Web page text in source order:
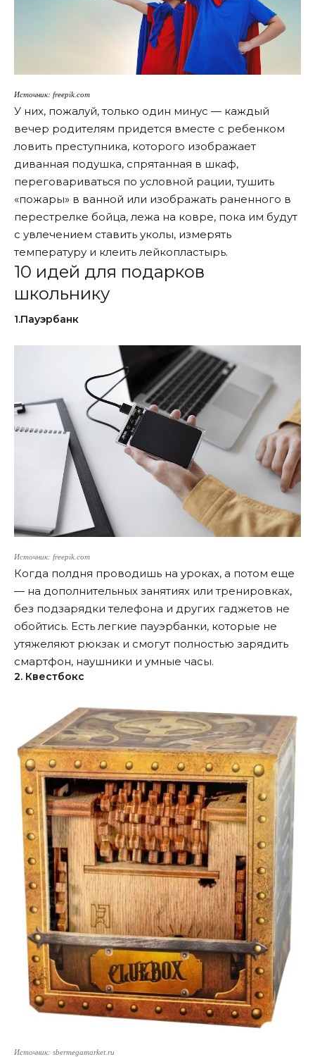
Источник: freepik.com
У них, пожалуй, только один минус — каждый
вечер родителям придется вместе с ребенком
ловить преступника, которого изображает
диванная подушка, спрятанная в шкаф,
переговариваться по условной рации, тушить
«пожары» в ванной или изображать раненного в
перестрелке бойца, лежа на ковре, пока им будут
с увлечением ставить уколы, измерять
температуру и клеить лейкопластырь.
10 идей для подарков
школьнику
1.Пауэрбанк
Источник: freepik.com
Когда полдня проводишь на уроках, а потом еще
— на дополнительных занятиях или тренировках,
без подзарядки телефона и других гаджетов не
обойтись. Есть легкие пауэрбанки, которые не
утяжеляют рюкзак и смогут полностью зарядить
смартфон, наушники и умные часы.
2. Квестбокс
Источник: sbermegamarket.ru